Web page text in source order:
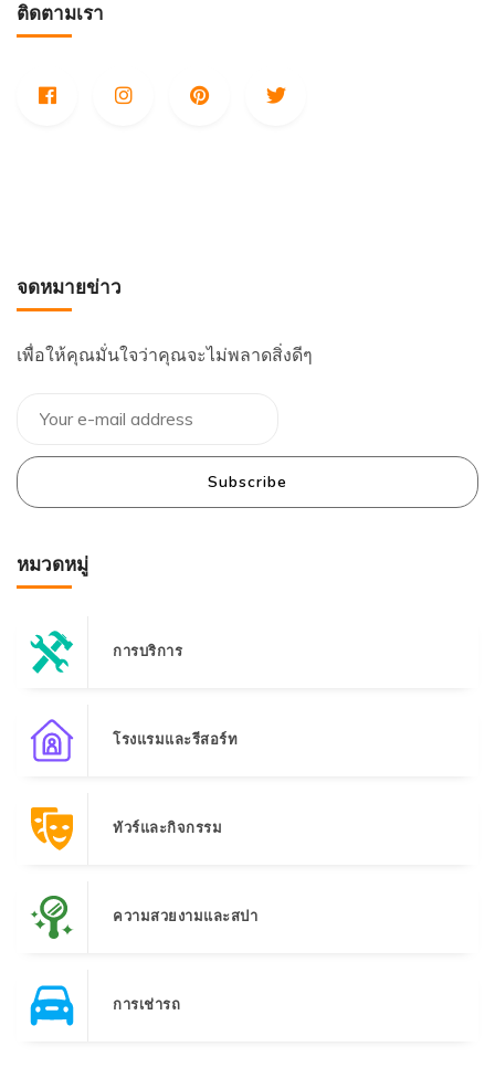
ติดตามเรา
จดหมายข่าว
เพื่อให้คุณมั่นใจว่าคุณจะไม่พลาดสิ่งดีๆ
Subscribe
หมวดหมู่
การบริการ
โรงแรมและรีสอร์ท
ทัวร์และกิจกรรม
ความสวยงามและสปา
การเช่ารถ